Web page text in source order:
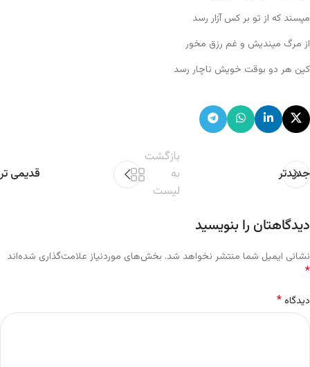
مپسند که از تو بر کس آزار رسد
از مرگ میندیش و غم رزق مخور
کین هر دو بوقت خویش ناچار رسد
جدیدتر
بازگشت
به
لیست
قدیمی تر
دیدگاهتان را بنویسید
نشانی ایمیل شما منتشر نخواهد شد. بخش‌های موردنیاز علامت‌گذاری شده‌اند
*
دیدگاه*